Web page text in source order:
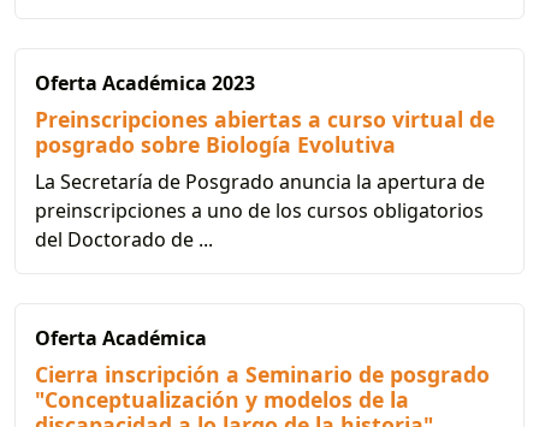
Oferta Académica 2023
Preinscripciones abiertas a curso virtual de
posgrado sobre Biología Evolutiva
La Secretaría de Posgrado anuncia la apertura de
preinscripciones a uno de los cursos obligatorios
del Doctorado de ...
Oferta Académica
Cierra inscripción a Seminario de posgrado
"Conceptualización y modelos de la